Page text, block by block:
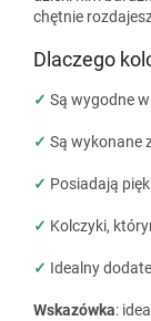
chętnie
Dlaczego
✓ Są wygodne
✓ Są wykonane
✓ Posiadają
✓ Kolczyki,
✓ Idealny
Wskazówka: